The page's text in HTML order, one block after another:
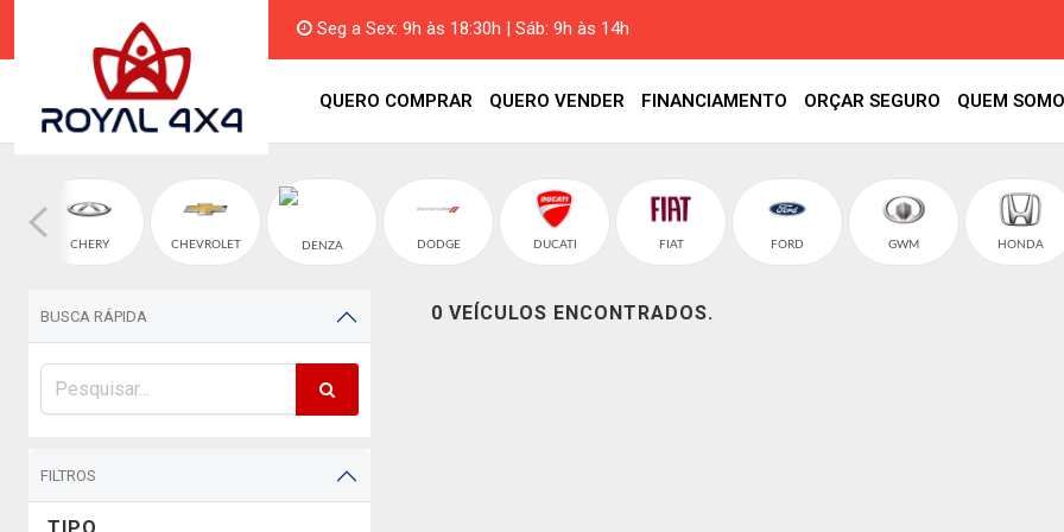
Seg a Sex: 9h às 18:30h | Sáb: 9h às 14h
QUERO COMPRAR QUERO VENDER FINANCIAMENTO ORÇAR SEGURO QUEM
CHERY CHEVROLET DENZA DODGE DUCATI FIAT FORD GWM HONDA
BUSCA RÁPIDA
FILTROS
0 VEÍCULOS ENCONTRADOS.